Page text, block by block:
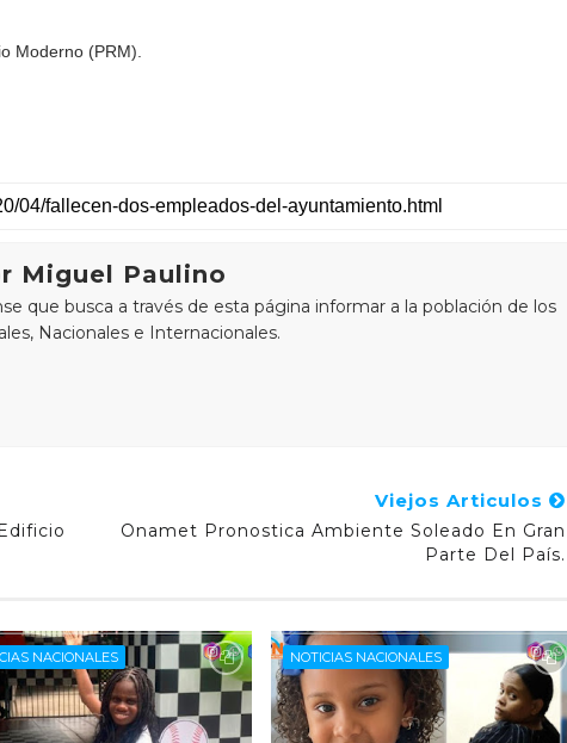
Moderno (PRM).
Miguel Paulino
que busca a través de esta página informar a la población de los
Nacionales e Internacionales.
Viejos Articulos
Onamet Pronostica Ambiente Soleado En Gran
Parte Del País.
NACIONALES NOTICIAS NACIONALES